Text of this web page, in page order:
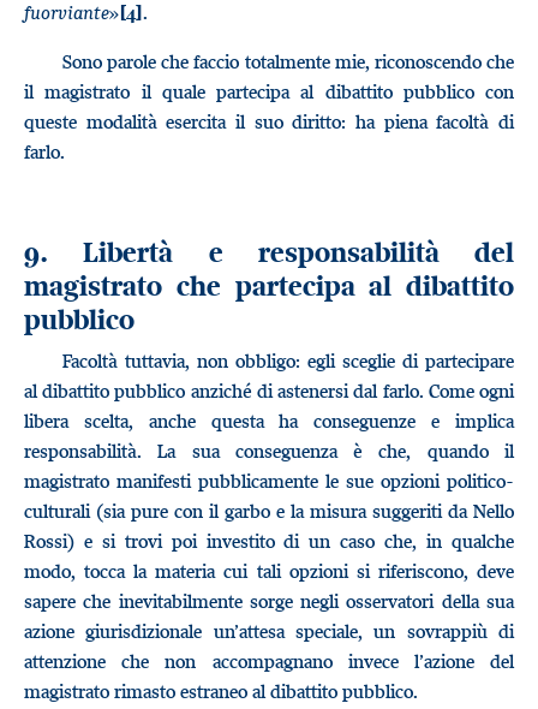
fuorviante»[4].
Sono parole che faccio totalmente mie, riconoscendo che
il magistrato il quale partecipa al dibattito pubblico con
queste modalità esercita il suo diritto: ha piena facoltà di
farlo.
9. Libertà e responsabilità del
magistrato che partecipa al dibattito
pubblico
Facoltà tuttavia, non obbligo: egli sceglie di partecipare
al dibattito pubblico anziché di astenersi dal farlo. Come ogni
libera scelta, anche questa ha conseguenze e implica
responsabilità. La sua conseguenza è che, quando il
magistrato manifesti pubblicamente le sue opzioni politico-
culturali (sia pure con il garbo e la misura suggeriti da Nello
Rossi) e si trovi poi investito di un caso che, in qualche
modo, tocca la materia cui tali opzioni si riferiscono, deve
sapere che inevitabilmente sorge negli osservatori della sua
azione giurisdizionale un’attesa speciale, un sovrappiù di
attenzione che non accompagnano invece l’azione del
magistrato rimasto estraneo al dibattito pubblico.